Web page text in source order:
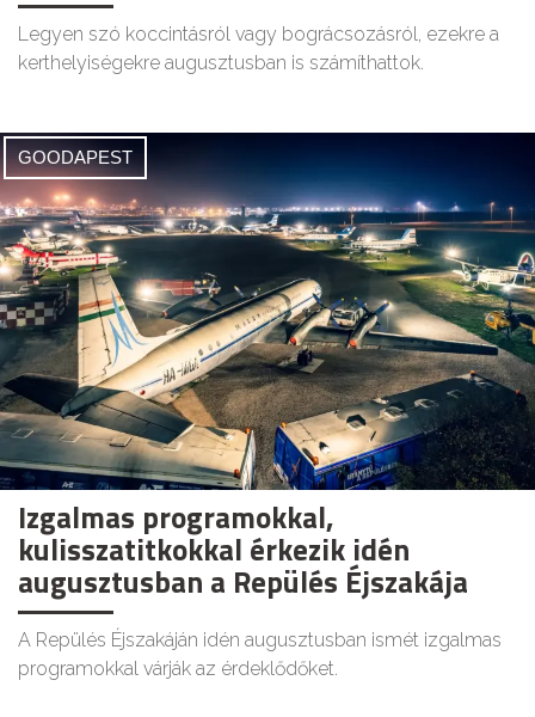
Legyen szó koccintásról vagy bográcsozásról, ezekre a
kerthelyiségekre augusztusban is számíthattok.
GOODAPEST
Izgalmas programokkal,
kulisszatitkokkal érkezik idén
augusztusban a Repülés Éjszakája
A Repülés Éjszakáján idén augusztusban ismét izgalmas
programokkal várják az érdeklődőket.